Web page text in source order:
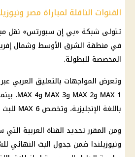
القنوات الناقلة لمباراة مصر
تتولى شبكة «بي إن سبورتس» نقل
في منطقة الشرق الأوسط وشمال
المخصصة للبطولة.
باللغة الإنجليزية، وتخصص MAX 6 للبث باللغة الفرنسية.
ومن المقرر تحديد القناة العربية
ونيوزيلندا ضمن جدول البث النهائي